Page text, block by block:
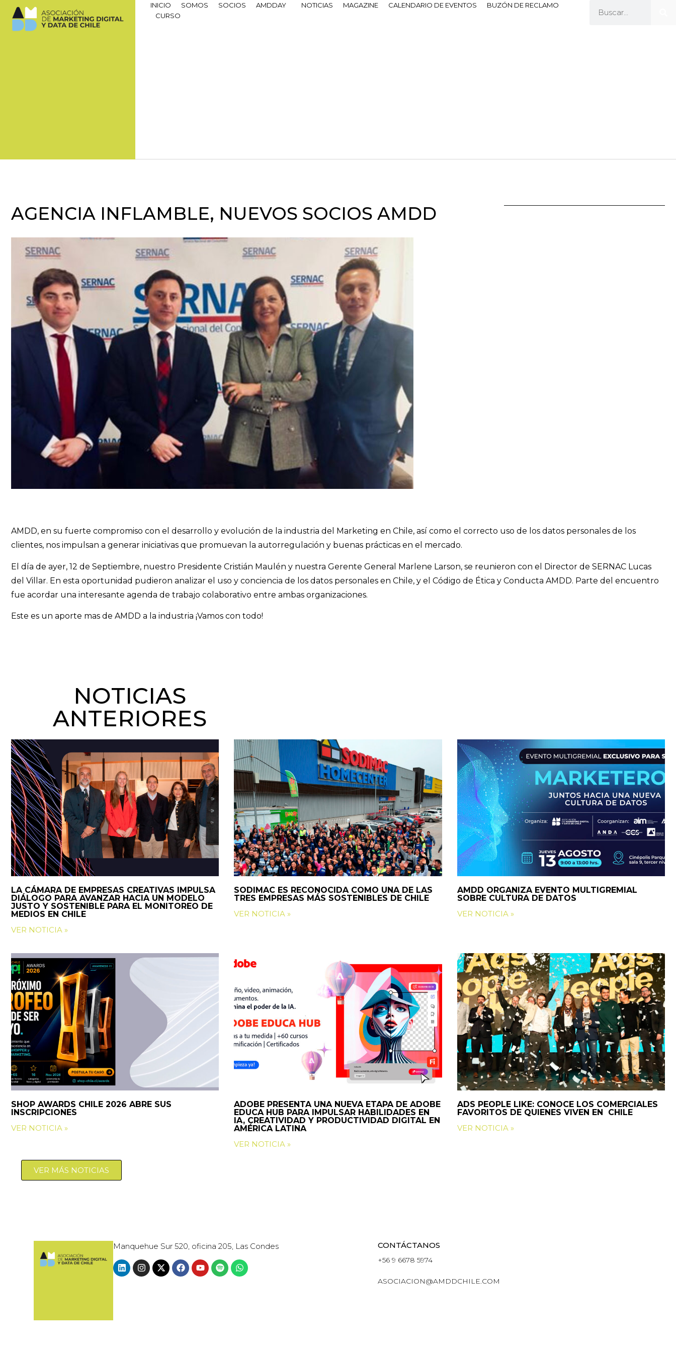
INICIO SOMOS SOCIOS AMDDAY NOTICIAS MAGAZINE CALENDARIO DE EVENTOS
BUZÓN DE RECLAMO
CURSO
AGENCIA INFLAMBLE, NUEVOS SOCIOS AMDD
AMDD, en su fuerte compromiso con el desarrollo y evolución de la industria del Marketing en Chile, así como el correcto uso de los datos personales de los
clientes, nos impulsan a generar iniciativas que promuevan la autorregulación y buenas prácticas en el mercado.
El día de ayer, 12 de Septiembre, nuestro Presidente Cristián Maulén y nuestra Gerente General Marlene Larson, se reunieron con el Director de SERNAC Lucas
del Villar. En esta oportunidad pudieron analizar el uso y conciencia de los datos personales en Chile, y el Código de Ética y Conducta AMDD. Parte del encuentro
fue acordar una interesante agenda de trabajo colaborativo entre ambas organizaciones.
Este es un aporte mas de AMDD a la industria ¡Vamos con todo!
NOTICIAS
ANTERIORES
LA CÁMARA DE EMPRESAS CREATIVAS IMPULSA
DIÁLOGO PARA AVANZAR HACIA UN MODELO
JUSTO Y SOSTENIBLE PARA EL MONITOREO DE
MEDIOS EN CHILE
VER NOTICIA »
SODIMAC ES RECONOCIDA COMO UNA DE LAS
TRES EMPRESAS MÁS SOSTENIBLES DE CHILE
VER NOTICIA »
AMDD ORGANIZA EVENTO MULTIGREMIAL
SOBRE CULTURA DE DATOS
VER NOTICIA »
SHOP AWARDS CHILE 2026 ABRE SUS
INSCRIPCIONES
VER NOTICIA »
ADOBE PRESENTA UNA NUEVA ETAPA DE ADOBE
EDUCA HUB PARA IMPULSAR HABILIDADES EN
IA, CREATIVIDAD Y PRODUCTIVIDAD DIGITAL EN
AMÉRICA LATINA
VER NOTICIA »
ADS PEOPLE LIKE: CONOCE LOS COMERCIALES
FAVORITOS DE QUIENES VIVEN EN CHILE
VER NOTICIA »
VER MÁS NOTICIAS
Manquehue Sur 520, oficina 205, Las Condes CONTÁCTANOS
+56 9 6678 5974
ASOCIACION@AMDDCHILE.COM